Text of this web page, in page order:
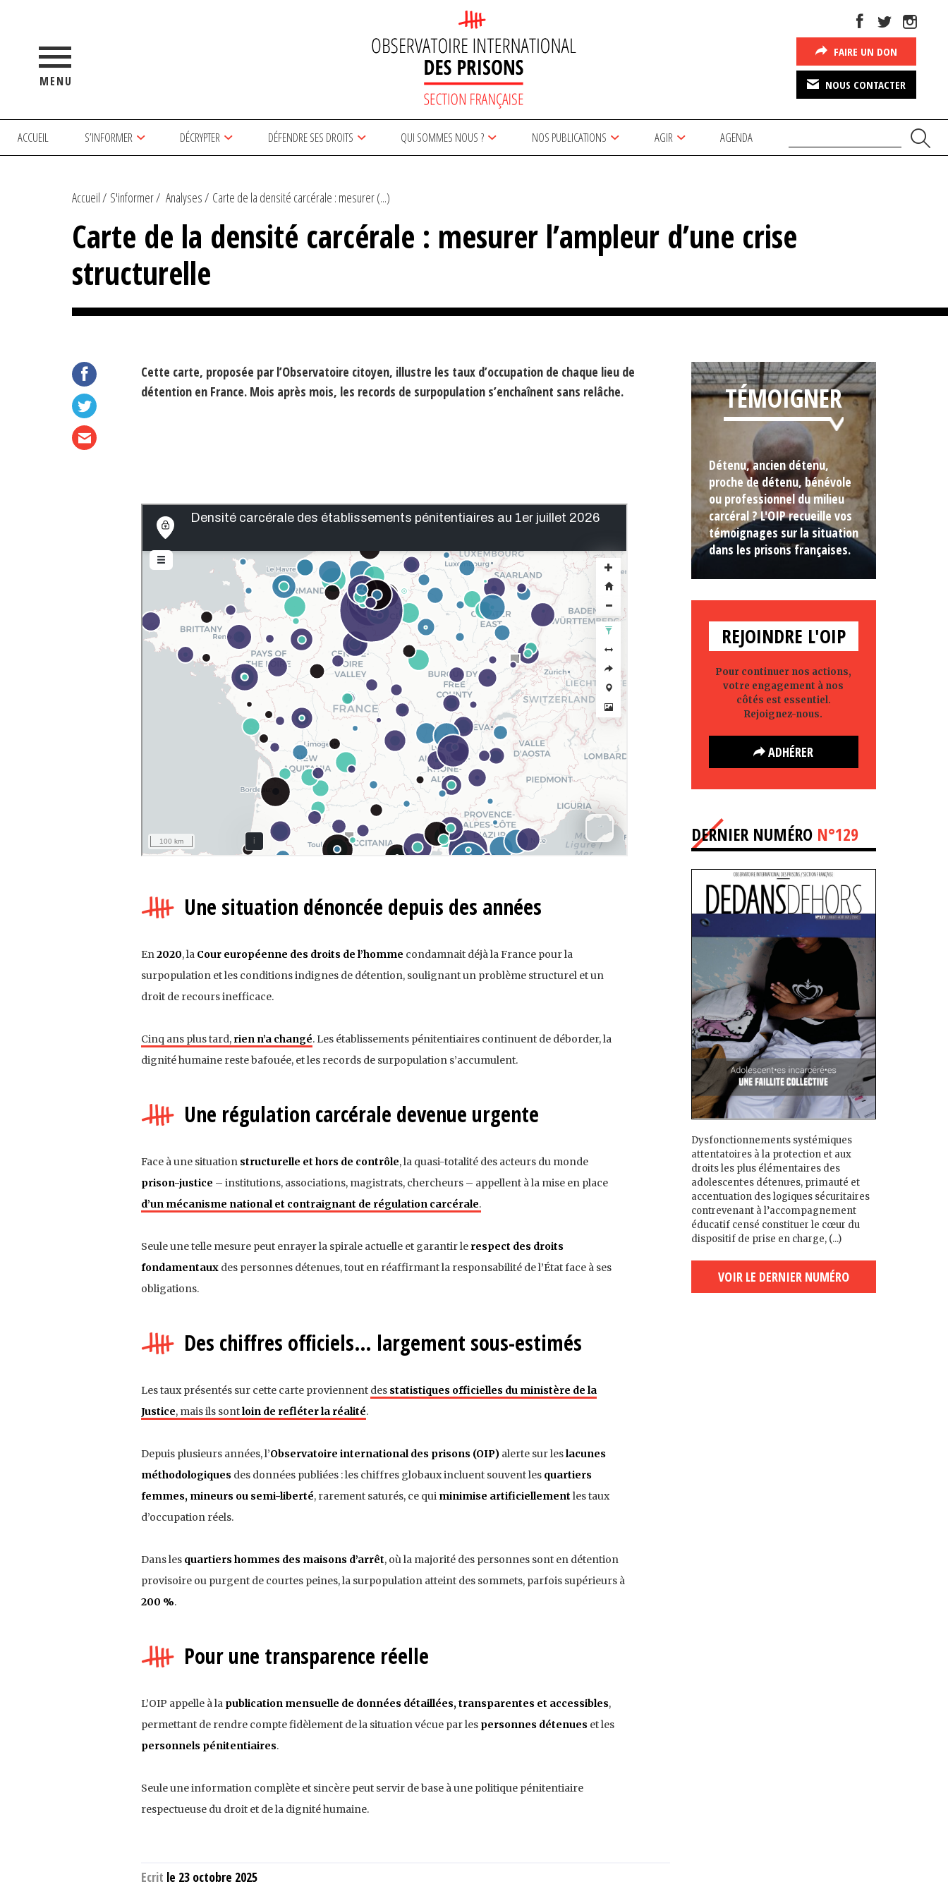
MENU
FAIRE UN DON
NOUS CONTACTER
ACCUEIL S’INFORMER DÉCRYPTER DÉFENDRE SES DROITS QUI SOMMES NOUS ? NOS PUBLICATIONS AGIR AGENDA
Accueil S'informer Analyses Carte de la densité carcérale : mesurer (...)
Carte de la densité carcérale : mesurer l’ampleur d’une crise
structurelle
Cette carte, proposée par l’Observatoire citoyen, illustre les taux d’occupation de chaque lieu de
détention en France. Mois après mois, les records de surpopulation s’enchaînent sans relâche.
Une situation dénoncée depuis des années
En 2020, la Cour européenne des droits de l’homme condamnait déjà la France pour la
surpopulation et les conditions indignes de détention, soulignant un problème structurel et un
droit de recours inefficace.
Cinq ans plus tard, rien n’a changé. Les établissements pénitentiaires continuent de déborder, la
dignité humaine reste bafouée, et les records de surpopulation s’accumulent.
Une régulation carcérale devenue urgente
Face à une situation structurelle et hors de contrôle, la quasi-totalité des acteurs du monde
prison-justice – institutions, associations, magistrats, chercheurs – appellent à la mise en place
d’un mécanisme national et contraignant de régulation carcérale.
Seule une telle mesure peut enrayer la spirale actuelle et garantir le respect des droits
fondamentauxdes personnes détenues, tout en réaffirmant la responsabilité de l’État face à ses
obligations.
Des chiffres officiels… largement sous-estimés
Les taux présentés sur cette carte proviennent des statistiques officielles du ministère de la
Justice, mais ils sontloin de refléter la réalité.
Depuis plusieurs années, l’Observatoire international des prisons (OIP)alerte sur leslacunes
méthodologiques des données publiées : les chiffres globaux incluent souvent les quartiers
femmes, mineurs ou semi-liberté, rarement saturés, ce qui minimise artificiellement les taux
d’occupation réels.
Dans les quartiers hommes des maisons d’arrêt, où la majorité des personnes sont en détention
provisoire ou purgent de courtes peines, la surpopulation atteint des sommets, parfois supérieurs à
200 %.
Pour une transparence réelle
L’OIP appelle à la publication mensuelle de données détaillées, transparentes et accessibles,
permettant de rendre compte fidèlement de la situation vécue par les personnes détenues et les
personnels pénitentiaires.
Seule une information complète et sincère peut servir de base à une politique pénitentiaire
respectueuse du droit et de la dignité humaine.
Ecrit le 23 octobre 2025
TÉMOIGNER
Détenu, ancien détenu,
proche de détenu, bénévole
ou professionnel du milieu
carcéral ? L'OIP recueille vos
témoignages sur la situation
dans les prisons françaises.
REJOINDRE L'OIP
Pour continuer nos actions,
votre engagement à nos
côtés est essentiel.
Rejoignez-nous.
ADHÉRER
DERNIER NUMÉRO N°129
Dysfonctionnements systémiques
attentatoires à la protection et aux
droits les plus élémentaires des
adolescent·es détenu·es, primauté et
accentuation des logiques sécuritaires
contrevenant à l’accompagnement
éducatif censé constituer le cœur du
dispositif de prise en charge, (...)
VOIR LE DERNIER NUMÉRO